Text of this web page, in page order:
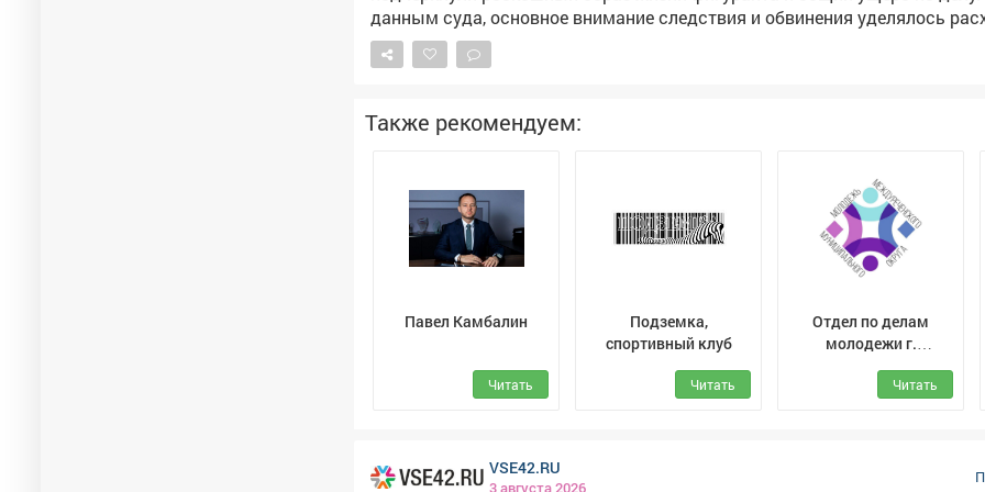
данным суда, основное внимание следствия и обвинения уделялось
Беглова на часы и ювелирные изделия. Как пишет NGS42.RU, речь идёт о
предметах роскоши, приобретённых на десятки миллионов рублей. Среди
Chanel), однако конкретные цены по каждому экземпляру не приводились
Журналисты сами подсчитали их тут. В рамках подготовки к делу озвучивался и
автомобиль «Чинган» стоимостью 2,8 млн рублей, часть квартиры в
с кадастровой стоимостью около 1,14 млн рублей, а также деньги и
на сумму около 21 млн рублей. По итогам дела Беглов лишился
эквивалента, оцениваемого более чем в 115 млн рублей. Фото: АиФ
Также рекомендуем:
Павел Камбалин
Читать
Подземка,
спортивный клуб
Читать
Отдел по делам
молодежи г.
Междуреченск
Читать
VSE42.RU
3 августа 2026